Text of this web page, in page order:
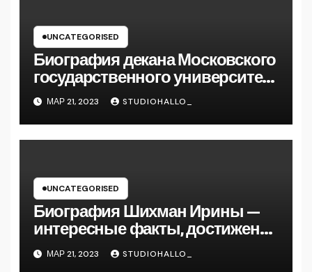
UNCATEGORISED
Биография декана Московского
государственного университета
Андрея Сидорова — от студента
до руководителя
МАР 21, 2023 STUDIOHALLO_
UNCATEGORISED
Биография Шихман Ирины —
интересные факты, достижения
и путь к успеху
МАР 21, 2023 STUDIOHALLO_